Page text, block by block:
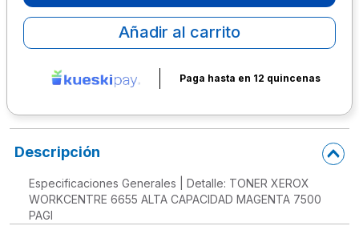
Añadir al carrito
Paga hasta en 12 quincenas
Descripción
Especificaciones Generales | Detalle: TONER XEROX
WORKCENTRE 6655 ALTA CAPACIDAD MAGENTA 7500
PAGI